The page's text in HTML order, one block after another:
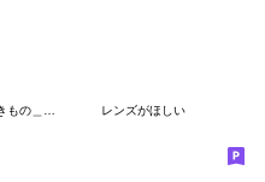
レンズがほしい